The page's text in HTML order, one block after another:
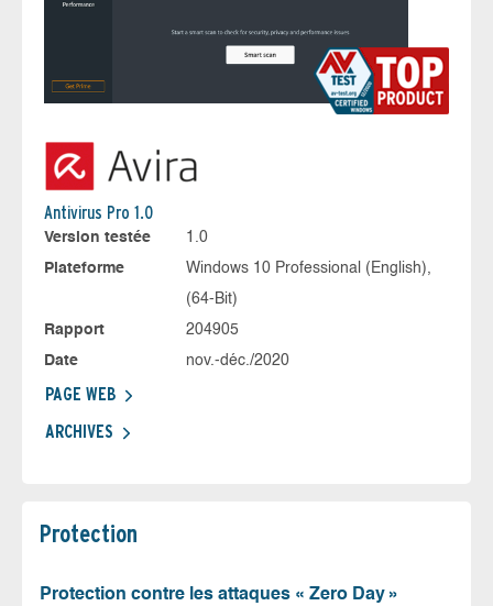
Antivirus Pro 1.0
Version testée
1.0
Plateforme
Windows 10 Professional (English),
(64-Bit)
Rapport
204905
Date
nov.-déc./2020
PAGE WEB
ARCHIVES
Protection
Protection contre les attaques « Zero Day »